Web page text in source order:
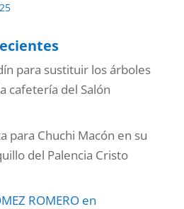
para sustituir los árboles
cafetería del Salón
para Chuchi Macón en su
del Palencia Cristo
ROMEROen